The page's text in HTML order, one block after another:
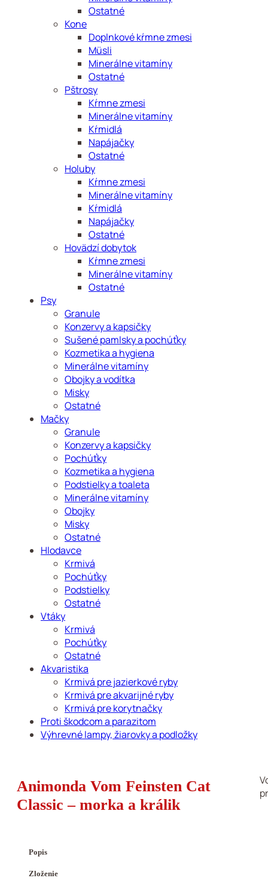
Ostatné
Kone
Doplnkové kŕmne zmesi
Müsli
Minerálne vitamíny
Ostatné
Pštrosy
Kŕmne zmesi
Minerálne vitamíny
Kŕmidlá
Napájačky
Ostatné
Holuby
Kŕmne zmesi
Minerálne vitamíny
Kŕmidlá
Napájačky
Ostatné
Hovädzí dobytok
Kŕmne zmesi
Minerálne vitamíny
Ostatné
Psy
Granule
Konzervy a kapsičky
Sušené pamlsky a pochúťky
Kozmetika a hygiena
Minerálne vitamíny
Obojky a vodítka
Misky
Ostatné
Mačky
Granule
Konzervy a kapsičky
Pochúťky
Kozmetika a hygiena
Podstielky a toaleta
Minerálne vitamíny
Obojky
Misky
Ostatné
Hlodavce
Krmivá
Pochúťky
Podstielky
Ostatné
Vtáky
Krmivá
Pochúťky
Ostatné
Akvaristika
Krmivá pre jazierkové ryby
Krmivá pre akvarijné ryby
Krmivá pre korytnačky
Proti škodcom a parazitom
Výhrevné lampy, žiarovky a podložky
Animonda Vom Feinsten Cat
Classic – morka a králik
Popis
Zloženie